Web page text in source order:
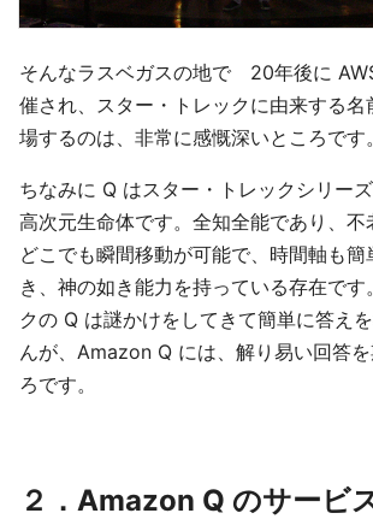
そんなラスベガスの地で 20年後に
催され、スター・トレックに由来する名
場するのは、非常に感慨深いところです。
ちなみに Q はスター・トレックシリー
高次元生命体です。全知全能であり、
どこでも瞬間移動が可能で、時間軸も
き、神の如き能力を持っている存在です
クの Q は謎かけをしてきて簡単に答え
んが、Amazon Q には、解り易い回答
ろです。
２．Amazon Q のサービ